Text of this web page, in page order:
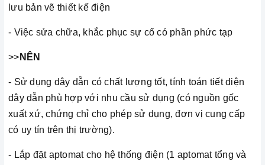
lưu bản vẽ thiết kế điện
- Việc sửa chữa, khắc phục sự cố có phần phức tạp
>> NÊN
- Sử dụng dây dẫn có chất lượng tốt, tính toán tiết diện
dây dẫn phù hợp với nhu cầu sử dụng (có nguồn gốc
xuất xứ, chứng chỉ cho phép sử dụng, đơn vị cung cấp
có uy tín trên thị trường).
- Lắp đặt aptomat cho hệ thống điện (1 aptomat tổng và